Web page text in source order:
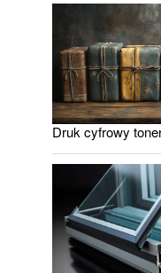
Druk cyfrowy